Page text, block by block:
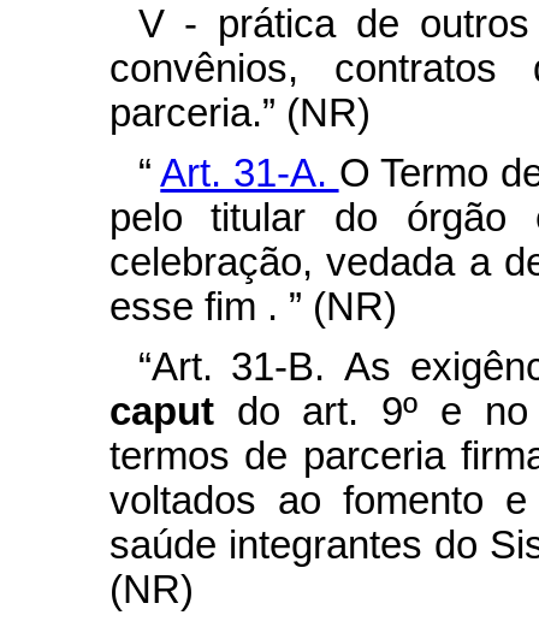
V - prática de
convênios,
parceria.” (NR)
“Art. 31-A. O Termo
pelo titular do órgão
celebração, vedada a
esse fim . ” (NR)
“Art. 31-B.As
caput do art. 9º e
termos de parceria
voltados ao fomento
saúde integrantes do
(NR)